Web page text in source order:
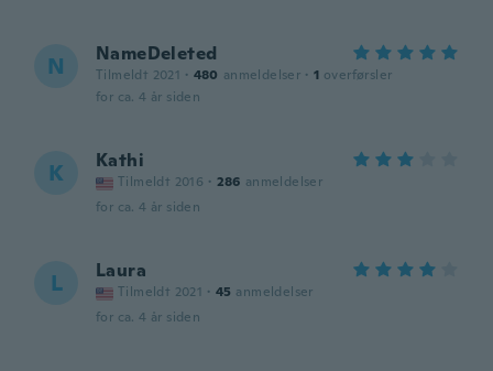
N NameDeleted
Tilmeldt 2021 · 480 anmeldelser · 1 overførsler
for ca. 4 år siden
K Kathi
Tilmeldt 2016 · 286 anmeldelser
for ca. 4 år siden
L Laura
Tilmeldt 2021 · 45 anmeldelser
for ca. 4 år siden